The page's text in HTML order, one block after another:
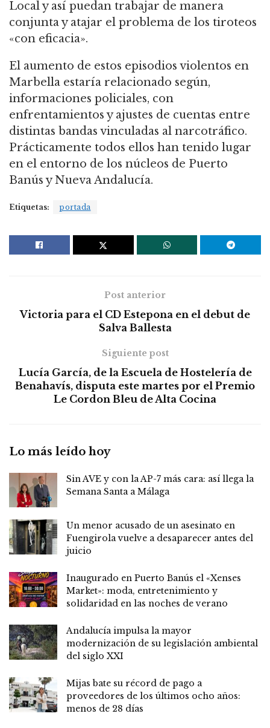
Local y así puedan trabajar de manera
conjunta y atajar el problema de los tiroteos
«con eficacia».
El aumento de estos episodios violentos en
Marbella estaría relacionado según,
informaciones policiales, con
enfrentamientos y ajustes de cuentas entre
distintas bandas vinculadas al narcotráfico.
Prácticamente todos ellos han tenido lugar
en el entorno de los núcleos de Puerto
Banús y Nueva Andalucía.
Etiquetas: portada
Post anterior
Victoria para el CD Estepona en el debut de
Salva Ballesta
Siguiente post
Lucía García, de la Escuela de Hostelería de
Benahavís, disputa este martes por el Premio
Le Cordon Bleu de Alta Cocina
Lo más leído hoy
Sin AVE y con la AP-7 más cara: así llega la
Semana Santa a Málaga
Un menor acusado de un asesinato en
Fuengirola vuelve a desaparecer antes del
juicio
Inaugurado en Puerto Banús el «Xenses
Market»: moda, entretenimiento y
solidaridad en las noches de verano
Andalucía impulsa la mayor
modernización de su legislación ambiental
del siglo XXI
Mijas bate su récord de pago a
proveedores de los últimos ocho años:
menos de 28 días